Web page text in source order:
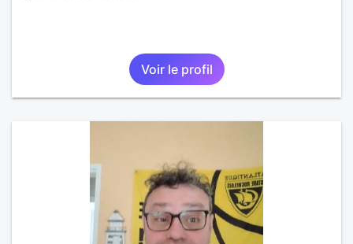
Voir le profil